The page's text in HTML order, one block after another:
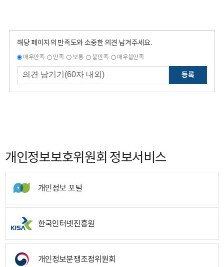
해당 페이지의 만족도와 소중한 의견 남겨주세요.
매우만족 만족 보통 불만족 매우불만족
등록
개인정보보호위원회 정보서비스
개인정보 포털
한국인터넷진흥원
개인정보분쟁조정위원회